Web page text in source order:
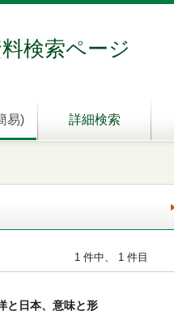
検索ページ
易) 詳細検索
1 件中、 1 件目
と日本、意味と形